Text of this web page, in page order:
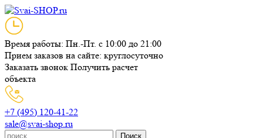
Время работы: Пн.-Пт. с 10:00 до 21:00
Прием заказов на сайте: круглосуточно
Заказать звонок Получить расчет
объекта
+7 (495) 120-41-22
sale@svai-shop.ru
Поиск